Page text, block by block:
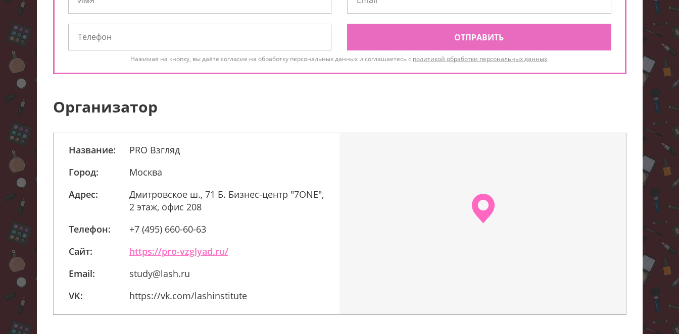
ОТПРАВИТЬ
Нажимая на кнопку, вы даёте согласие на обработку персональных данных и соглашаетесь с политикой обработки персональных данных.
Организатор
Название:
PRO Взгляд
Город:
Москва
Адрес:
Дмитровское ш., 71 Б. Бизнес-центр "7ONE",
2 этаж, офис 208
Телефон:
+7 (495) 660-60-63
Сайт:
https://pro-vzglyad.ru/
Email:
study@lash.ru
VK:
https://vk.com/lashinstitute